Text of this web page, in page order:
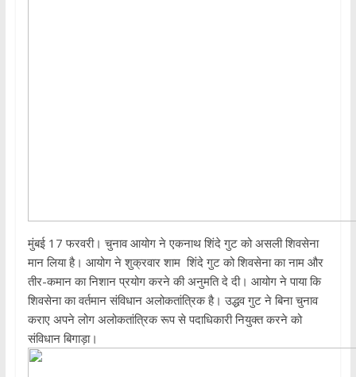
मुंबई 17 फरवरी। चुनाव आयोग ने एकनाथ शिंदे गुट को असली शिवसेना
मान लिया है। आयोग ने शुक्रवार शाम शिंदे गुट को शिवसेना का नाम और
तीर-कमान का निशान प्रयोग करने की अनुमति दे दी। आयोग ने पाया कि
शिवसेना का वर्तमान संविधान अलोकतांत्रिक है। उद्धव गुट ने बिना चुनाव
कराए अपने लोग अलोकतांत्रिक रूप से पदाधिकारी नियुक्त करने को
संविधान बिगाड़ा।